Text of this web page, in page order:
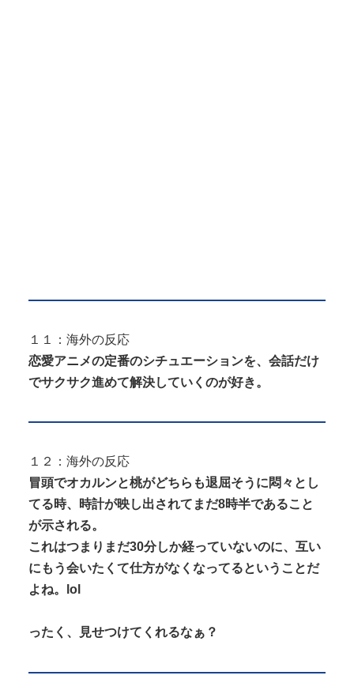
１１：海外の反応
恋愛アニメの定番のシチュエーションを、会話だけ
でサクサク進めて解決していくのが好き。
１２：海外の反応
冒頭でオカルンと桃がどちらも退屈そうに悶々とし
てる時、時計が映し出されてまだ8時半であること
が示される。
これはつまりまだ30分しか経っていないのに、互い
にもう会いたくて仕方がなくなってるということだ
よね。lol
ったく、見せつけてくれるなぁ？